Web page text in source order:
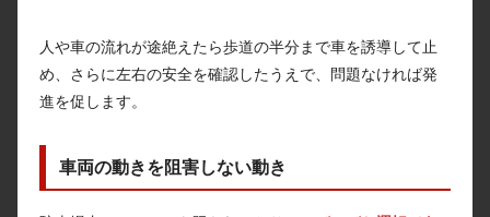
人や車の流れが途絶えたら歩道の半分まで車を誘導して止
め、さらに左右の安全を確認したうえで、問題なければ発
進を促します。
車両の動きを阻害しない動き